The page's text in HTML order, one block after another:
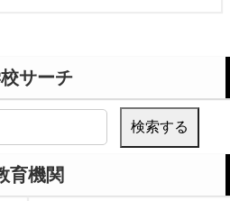
サーチ
育機関